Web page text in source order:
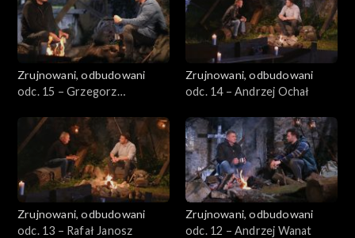
Zrujnowani, odbudowani
odc. 15 – Grzegorz
Zrujnowani, odbudowani
odc. 14 – Andrzej Ochał
Zrujnowani, odbudowani
odc. 13 – Rafał Janosz
Zrujnowani, odbudowani
odc. 12 – Andrzej Wanat